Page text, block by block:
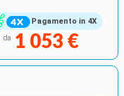
Pagamento in 4X
da 1 053 €